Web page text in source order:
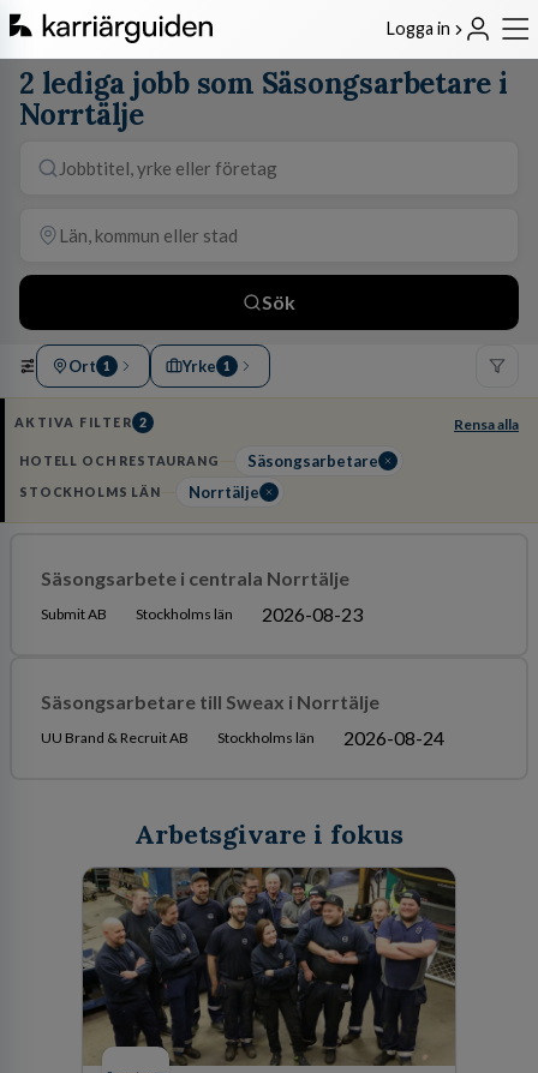
Logga in
2 lediga jobb som Säsongsarbetare i
Norrtälje
Sök
Ort 1 Yrke 1
AKTIVA FILTER 2 Rensa alla
HOTELL OCH RESTAURANG Säsongsarbetare
STOCKHOLMS LÄN Norrtälje
Säsongsarbete i centrala Norrtälje
Submit AB Stockholms län 2026-08-23
Säsongsarbetare till Sweax i Norrtälje
UU Brand & Recruit AB Stockholms län 2026-08-24
Arbetsgivare i fokus